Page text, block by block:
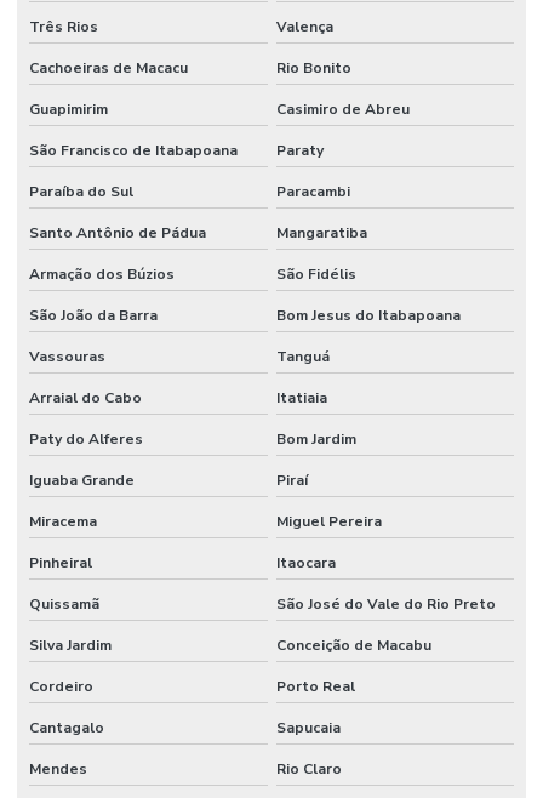
Projeto de proteção contra incêndio
Projeto rede de sprinklers
Projeto de segurança contra incêndio e pânico
Projeto de sistema de combate a incêndio
Projeto de sprinkler
Projeto técnico corpo de bombeiros
Projeto de terraplanagem valor
Projeto de terraplenagem
Projeto de tubulação industrial
Reuso da água indústria
Reuso da água na indústria de alimentos
Sdai sistema de detecção e alarme de incêndio
Serviço de instalação hidráulica industrial
Sistema de alarme e detecção de incêndio
Sistema de alarme contra incêndio
Sistema de alarme de incêndio convencional
Três Rios Valença
Cachoeiras de Macacu Rio Bonito
Guapimirim Casimiro de Abreu
São Francisco de Itabapoana Paraty
Paraíba do Sul Paracambi
Santo Antônio de Pádua Mangaratiba
Armação dos Búzios São Fidélis
São João da Barra Bom Jesus do Itabapoana
Vassouras Tanguá
Arraial do Cabo Itatiaia
Paty do Alferes Bom Jardim
Iguaba Grande Piraí
Miracema Miguel Pereira
Pinheiral Itaocara
Quissamã São José do Vale do Rio Preto
Silva Jardim Conceição de Macabu
Cordeiro Porto Real
Cantagalo Sapucaia
Mendes Rio Claro